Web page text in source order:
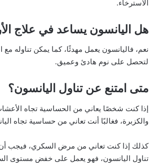
الاسترخاء.
هل اليانسون يساعد في علاج
نعم، فاليانسون يعمل مهدئًا، كما يمكن تناوله مع
لتحصل على نوم هادئ وعميق.
متى امتنع عن تناول اليانسون؟
إذا كنت شخصًا يعاني من الحساسية تجاه
والكزبرة، فغالبًا أنت تعاني من حساسية تجاه
كذلك إذا كنت تعاني من مرض السكري، فيجب
تناول اليانسون، فهو يعمل على خفض مستوى